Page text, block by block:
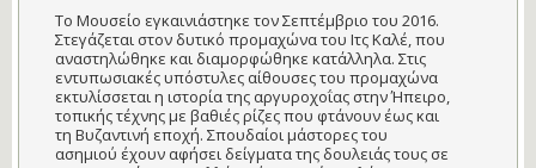
Το Μουσείο εγκαινιάστηκε τον Σεπτέμβριο του 2016.
Στεγάζεται στον δυτικό προμαχώνα του Ιτς Καλέ, που
αναστηλώθηκε και διαμορφώθηκε κατάλληλα. Στις
εντυπωσιακές υπόστυλες αίθουσες του προμαχώνα
εκτυλίσσεται η ιστορία της αργυροχοΐας στην Ήπειρο,
τοπικής τέχνης με βαθιές ρίζες που φτάνουν έως και
τη Βυζαντινή εποχή. Σπουδαίοι μάστορες του
ασημιού έχουν αφήσει δείγματα της δουλειάς τους σε